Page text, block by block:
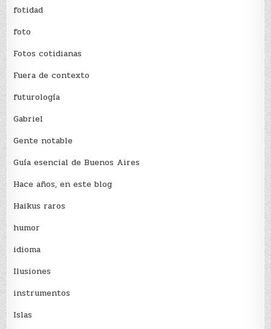
fotidad
foto
Fotos cotidianas
Fuera de contexto
futurología
Gabriel
Gente notable
Guía esencial de Buenos Aires
Hace años, en este blog
Haikus raros
humor
idioma
Ilusiones
instrumentos
Islas